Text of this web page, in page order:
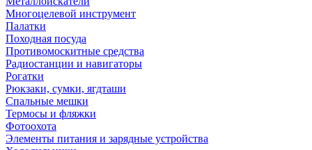
Многоцелевой инструмент
Палатки
Походная посуда
Противомоскитные средства
Радиостанции и навигаторы
Рогатки
Рюкзаки, сумки, ягдташи
Спальные мешки
Термосы и фляжки
Фотоохота
Элементы питания и зарядные устройства